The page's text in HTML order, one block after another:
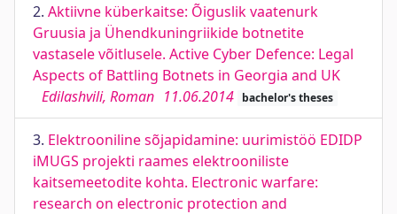
2. Aktiivne küberkaitse: Õiguslik vaatenurk
Gruusia ja Ühendkuningriikide botnetite
vastasele võitlusele. Active Cyber Defence: Legal
Aspects of Battling Botnets in Georgia and UK
Edilashvili, Roman 11.06.2014 bachelor's theses
3. Elektrooniline sõjapidamine: uurimistöö EDIDP
iMUGS projekti raames elektrooniliste
kaitsemeetodite kohta. Electronic warfare:
research on electronic protection and